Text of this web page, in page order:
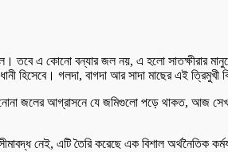
তবে এ কোনো বন্যার জল নয়, এ হলো সাতক্ষীরার
হিসেবে। গলদা, বাগদা আর সাদা মাছের এই
জলের আগ্রাসনে যে জমিগুলো পড়ে থাকত, আজ
নেই, এটি তৈরি করেছে এক বিশাল অর্থনৈতিক